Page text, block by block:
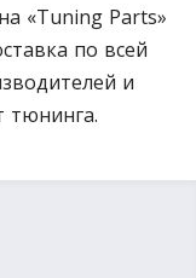
«Tuning Parts»
по всей
и
тюнинга.